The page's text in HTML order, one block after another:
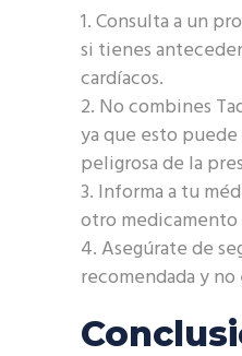
Consulta a un
si tienes
cardíacos.
No combines
ya que esto puede
peligrosa de la
Informa a tu
otro
Asegúrate de
recomendada y